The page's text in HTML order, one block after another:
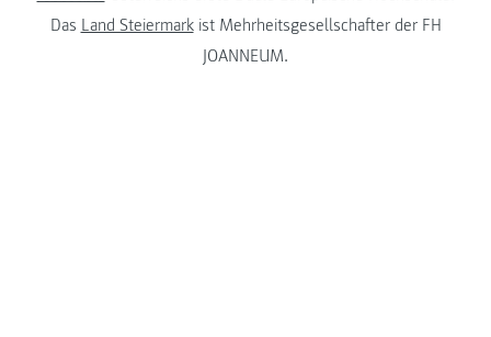
Das Land Steiermarkist Mehrheitsgesellschafter der FH
JOANNEUM.